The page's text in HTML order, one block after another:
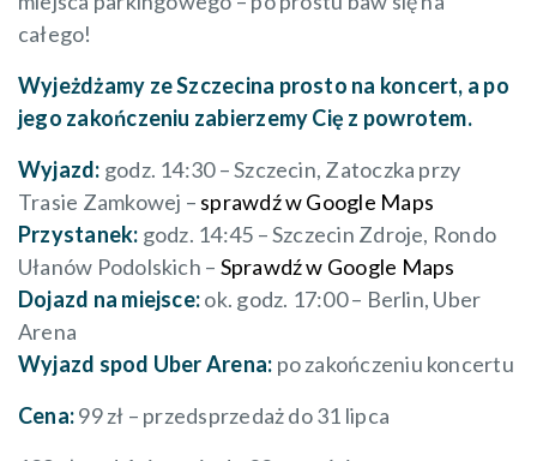
całego!
Wyjeżdżamy ze Szczecina prosto na koncert, a po
jego zakończeniu zabierzemy Cię z powrotem.
Wyjazd: godz. 14:30 – Szczecin, Zatoczka przy
Trasie Zamkowej – sprawdź w Google Maps
Przystanek: godz. 14:45 – Szczecin Zdroje, Rondo
Ułanów Podolskich – Sprawdź w Google Maps
Dojazd na miejsce:ok. godz. 17:00 – Berlin, Uber
Arena
Wyjazd spod Uber Arena: po zakończeniu koncertu
Cena:99 zł – przedsprzedaż do 31 lipca